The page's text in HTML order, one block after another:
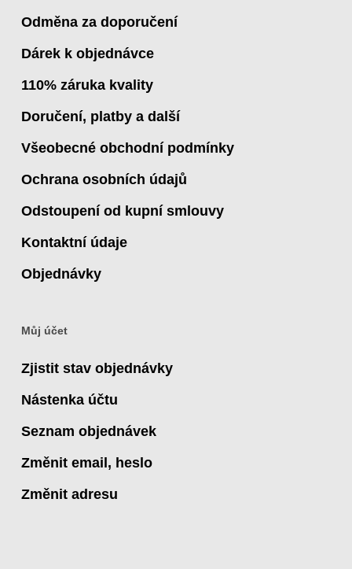
Odměna za doporučení
Dárek k objednávce
110% záruka kvality
Doručení, platby a další
Všeobecné obchodní podmínky
Ochrana osobních údajů
Odstoupení od kupní smlouvy
Kontaktní údaje
Objednávky
Můj účet
Zjistit stav objednávky
Nástenka účtu
Seznam objednávek
Změnit email, heslo
Změnit adresu